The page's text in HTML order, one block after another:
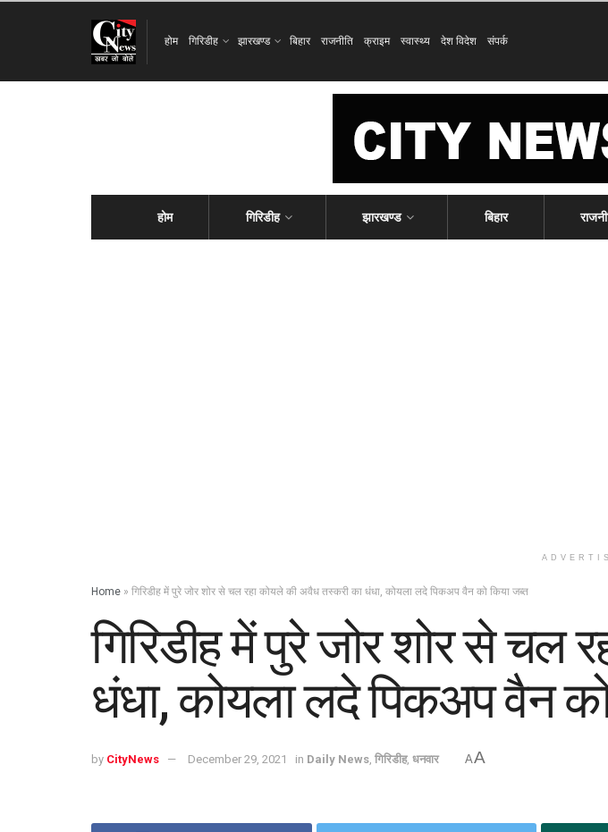
होम गिरिडीह झारखण्ड बिहार राजनीति क्राइम स्वास्थ्य देश विदेश संपर्क
होम गिरिडीह झारखण्ड बिहार
Home » गिरिडीह में पुरे जोर शोर से चल रहा कोयले की अवैध तस्करी का धंधा, कोयला लदे पिकअप वैन को किया जब्त
गिरिडीह में पुरे जोर शोर से
धंधा, कोयला लदे पिकअप वैन
by CityNews December 29, 2021 in Daily News, गिरिडीह, धनवार AA